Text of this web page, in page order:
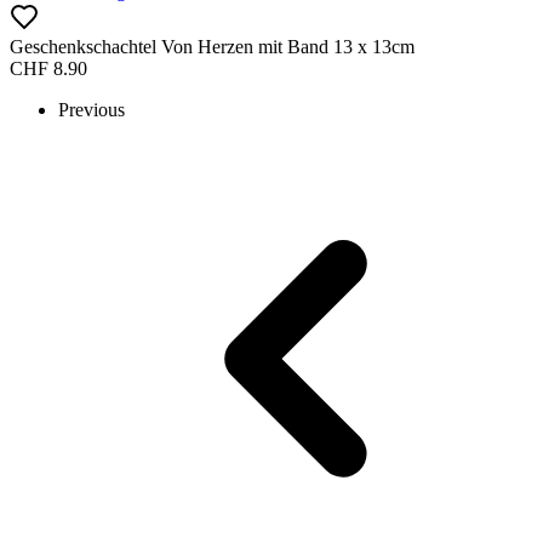
Geschenkschachtel Von Herzen mit Band 13 x 13cm
CHF 8.90
Previous